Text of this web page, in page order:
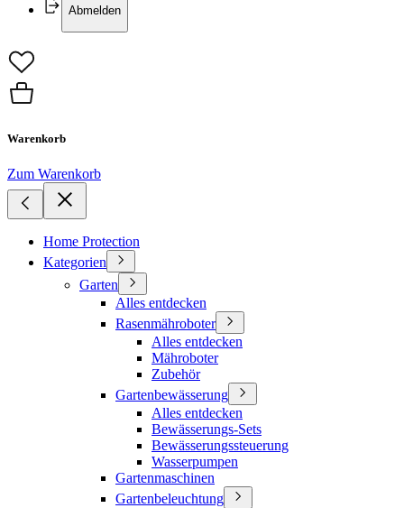
Abmelden
Warenkorb
Zum Warenkorb
Home Protection
Kategorien
Garten
Alles entdecken
Rasenmähroboter
Alles entdecken
Mähroboter
Zubehör
Gartenbewässerung
Alles entdecken
Bewässerungs-Sets
Bewässerungssteuerung
Wasserpumpen
Gartenmaschinen
Gartenbeleuchtung